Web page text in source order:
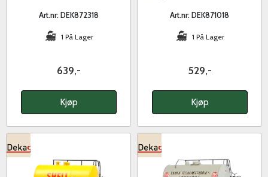
Art.nr: DEK872318
1 På Lager
639,-
Kjøp
Art.nr: DEK871018
1 På Lager
529,-
Kjøp